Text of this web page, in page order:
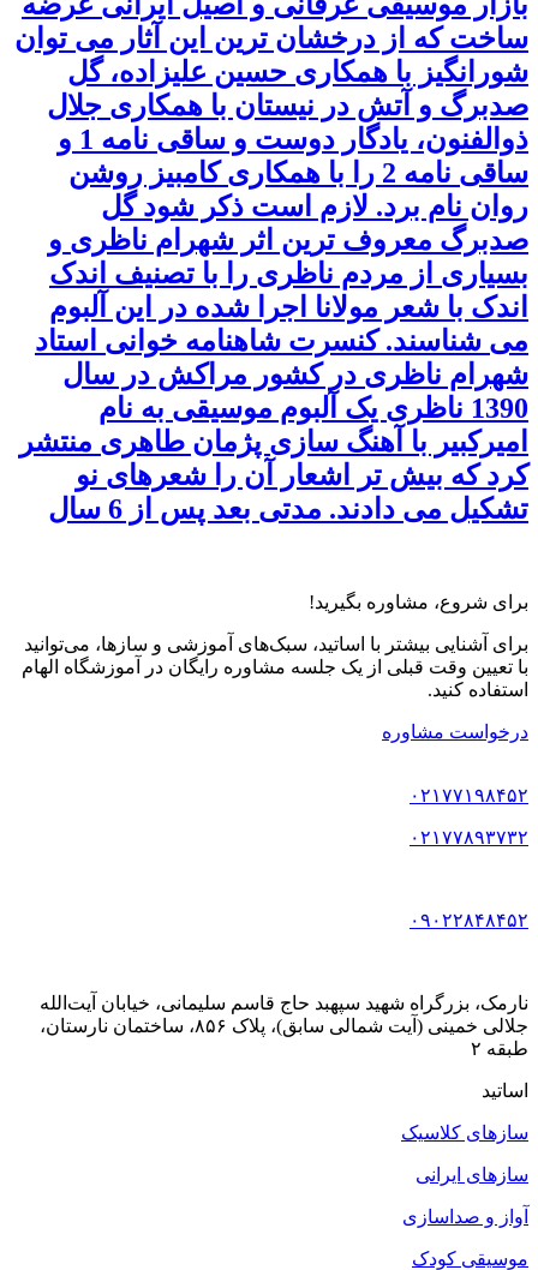
ساخت که از درخشان ترین این آثار می توان
شورانگیز با همکاری حسین علیزاده، گل
صدبرگ و آتش در نیستان با همکاری جلال
ذوالفنون، یادگار دوست و ساقی نامه 1 و
ساقی نامه 2 را با همکاری کامبیز روشن
روان نام برد. لازم است ذکر شود گل
صدبرگ معروف ترین اثر شهرام ناظری و
بسیاری از مردم ناظری را با تصنیف اندک
اندک با شعر مولانا اجرا شده در این آلبوم
می شناسند. کنسرت شاهنامه خوانی استاد
شهرام ناظری در کشور مراکش در سال
1390 ناظری یک آلبوم موسیقی به نام
امیرکبیر با آهنگ سازی پژمان طاهری منتشر
کرد که بیش تر اشعار آن را شعرهای نو
تشکیل می دادند. مدتی بعد پس از 6 سال
برای شروع، مشاوره بگیرید!
برای آشنایی بیشتر با اساتید، سبک‌های آموزشی و سازها، می‌توانید
با تعیین وقت قبلی از یک جلسه مشاوره رایگان در آموزشگاه الهام
استفاده کنید.
درخواست مشاوره
۰۲۱۷۷۱۹۸۴۵۲
۰۲۱۷۷۸۹۳۷۳۲
۰۹۰۲۲۸۴۸۴۵۲
نارمک، بزرگراه شهید سپهبد حاج قاسم سلیمانی، خیابان آیت‌الله
جلالی خمینی (آیت شمالی سابق)، پلاک ۸۵۶، ساختمان نارستان،
طبقه ۲
اساتید
سازهای کلاسیک
سازهای ایرانی
آواز و صداسازی
موسیقی کودک